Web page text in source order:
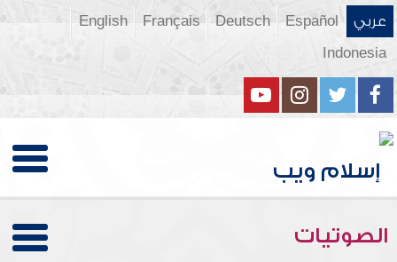
عربي Español
Deutsch
Français
English
Indonesia
الصوتيات